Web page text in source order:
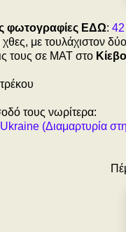
φωτογραφίες ΕΔΩ: 42
με τουλάχιστον
τους σε ΜΑΤ στο Κίεβο
τους νωρίτερα:
(Διαμαρτυρία